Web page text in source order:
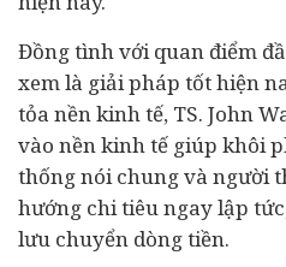
Đồng tình với quan điểm
xem là giải pháp tốt hiện
tỏa nền kinh tế, TS. John
vào nền kinh tế giúp khôi
thống nói chung và người
hướng chi tiêu ngay lập
lưu chuyển dòng tiền.